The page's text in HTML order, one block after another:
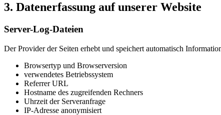
3. Datenerfassung auf unserer Website
Server-Log-Dateien
Der Provider der Seiten erhebt und speichert automatisch
Browsertyp und Browserversion
verwendetes Betriebssystem
Referrer URL
Hostname des zugreifenden Rechners
Uhrzeit der Serveranfrage
IP-Adresse anonymisiert